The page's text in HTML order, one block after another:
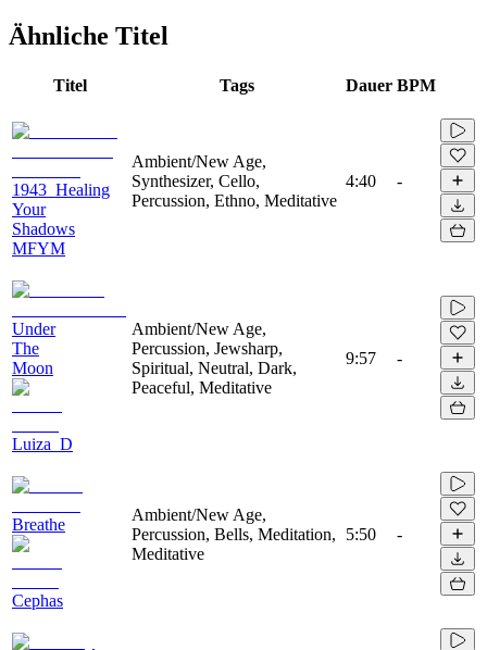
Ähnliche Titel
Titel Tags Dauer BPM
1943_Healing
Your
Shadows
MFYM
Ambient/New Age,
Synthesizer, Cello,
Percussion, Ethno, Meditative
4:40 -
Under
The
Moon
Luiza_D
Ambient/New Age,
Percussion, Jewsharp,
Spiritual, Neutral, Dark,
Peaceful, Meditative
9:57 -
Breathe
Cephas
Ambient/New Age,
Percussion, Bells, Meditation,
Meditative
5:50 -